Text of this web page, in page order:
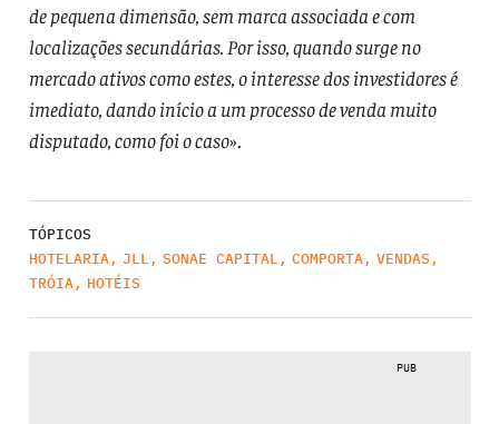
de pequena dimensão, sem marca associada e com
localizações secundárias. Por isso, quando surge no
mercado ativos como estes, o interesse dos investidores é
imediato, dando início a um processo de venda muito
disputado, como foi o caso».
TÓPICOS
HOTELARIA, JLL , SONAE CAPITAL , COMPORTA, VENDAS ,
TRÓIA, HOTÉIS
PUB